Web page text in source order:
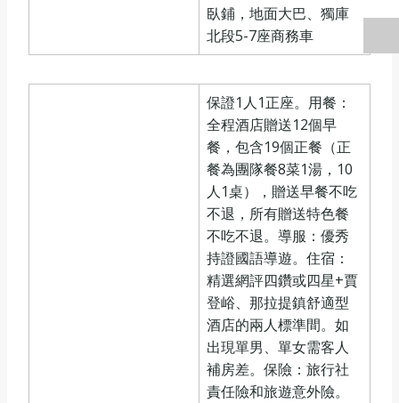
臥鋪，地面大巴、獨庫
北段5-7座商務車
保證1人1正座。用餐：
全程酒店贈送12個早
餐，包含19個正餐（正
餐為團隊餐8菜1湯，10
人1桌），贈送早餐不吃
不退，所有贈送特色餐
不吃不退。導服：優秀
持證國語導遊。住宿：
精選網評四鑽或四星+賈
登峪、那拉提鎮舒適型
酒店的兩人標準間。如
出現單男、單女需客人
補房差。保險：旅行社
責任險和旅遊意外險。